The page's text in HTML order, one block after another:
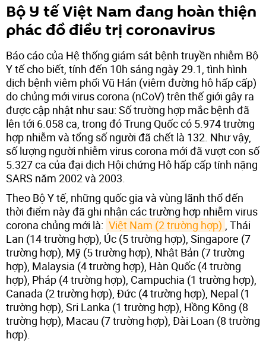
Bộ Y tế Việt Nam đang hoàn thiện
phác đồ điều trị coronavirus
Báo cáo của Hệ thống giám sát bệnh truyền nhiễm Bộ
Y tế cho biết, tính đến 10h sáng ngày 29.1, tình hình
dịch bệnh viêm phổi Vũ Hán (viêm đường hô hấp cấp)
do chủng mới virus corona (nCoV) trên thế giới gây ra
được cập nhật như sau: Số trường hợp mắc bệnh đã
lên tới 6.058 ca, trong đó Trung Quốc có 5.974 trường
hợp nhiễm và tổng số người đã chết là 132. Như vậy,
số lượng người nhiễm virus corona mới đã vượt con số
5.327 ca của đại dịch Hội chứng Hô hấp cấp tính nặng
SARS năm 2002 và 2003.
Theo Bộ Y tế, những quốc gia và vùng lãnh thổ đến
thời điểm này đã ghi nhận các trường hợp nhiễm virus
corona chủng mới là: Việt Nam (2 trường hợp) , Thái
Lan (14 trường hợp), Úc (5 trường hợp), Singapore (7
trường hợp), Mỹ (5 trường hợp), Nhật Bản (7 trường
hợp), Malaysia (4 trường hợp), Hàn Quốc (4 trường
hợp), Pháp (4 trường hợp), Campuchia (1 trường hợp),
Canada (2 trường hợp), Đức (4 trường hợp), Nepal (1
trường hợp), Sri Lanka (1 trường hợp), Hồng Kông (8
trường hợp), Macau (7 trường hợp), Đài Loan (8 trường
hợp).